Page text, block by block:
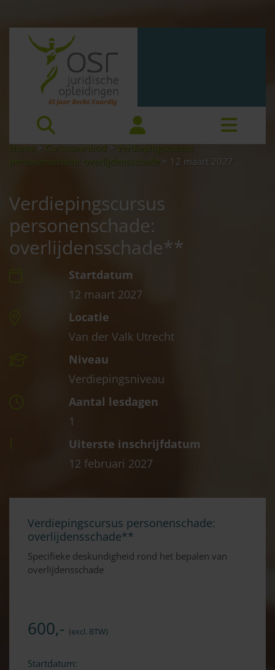
Home>Cursusaanbod>Verdiepingscursus
personenschade: overlijdensschade > 12 maart 2027
Verdiepingscursus
personenschade:
overlijdensschade**
Startdatum
12 maart 2027
Locatie
Van der Valk Utrecht
Niveau
Verdiepingsniveau
Aantal lesdagen
1
Uiterste inschrijfdatum
12 februari 2027
Verdiepingscursus personenschade:
overlijdensschade**
Specifieke deskundigheid rond het bepalen van
overlijdensschade
600,- (excl. BTW)
Startdatum: